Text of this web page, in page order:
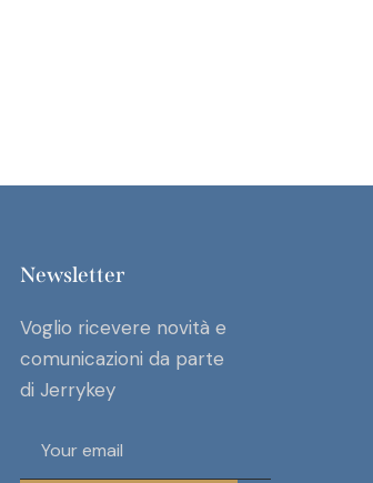
Newsletter
Voglio ricevere novità e
comunicazioni da parte
di Jerrykey